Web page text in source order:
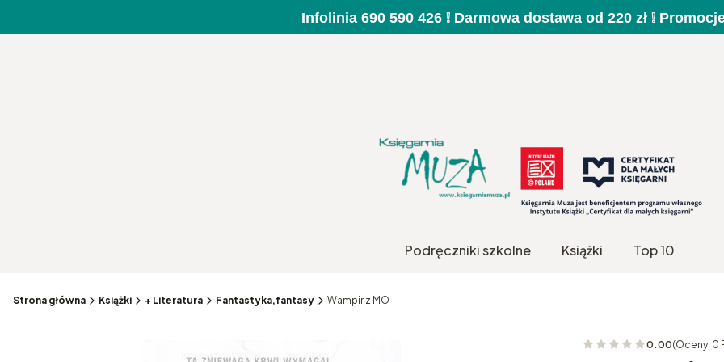
Infolinia 690 590 426 ❕ Darmowa dostawa od 220 zł ❕
Podręczniki szkolne Książki Top 10
Strona główna Książki + Literatura Fantastyka,fantasy Wampir z MO
0.00(Oceny: 0